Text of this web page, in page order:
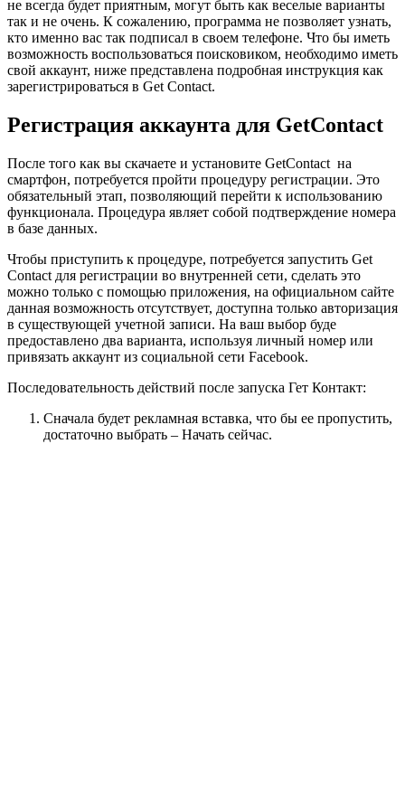
не всегда будет приятным, могут быть как веселые варианты
так и не очень. К сожалению, программа не позволяет узнать,
кто именно вас так подписал в своем телефоне. Что бы иметь
возможность воспользоваться поисковиком, необходимо иметь
свой аккаунт, ниже представлена подробная инструкция как
зарегистрироваться в Get Contact.
Регистрация аккаунта для GetContact
После того как вы скачаете и установите GetContact на
смартфон, потребуется пройти процедуру регистрации. Это
обязательный этап, позволяющий перейти к использованию
функционала. Процедура являет собой подтверждение номера
в базе данных.
Чтобы приступить к процедуре, потребуется запустить Get
Contact для регистрации во внутренней сети, сделать это
можно только с помощью приложения, на официальном сайте
данная возможность отсутствует, доступна только авторизация
в существующей учетной записи. На ваш выбор буде
предоставлено два варианта, используя личный номер или
привязать аккаунт из социальной сети Facebook.
Последовательность действий после запуска Гет Контакт:
Сначала будет рекламная вставка, что бы ее пропустить,
достаточно выбрать – Начать сейчас.